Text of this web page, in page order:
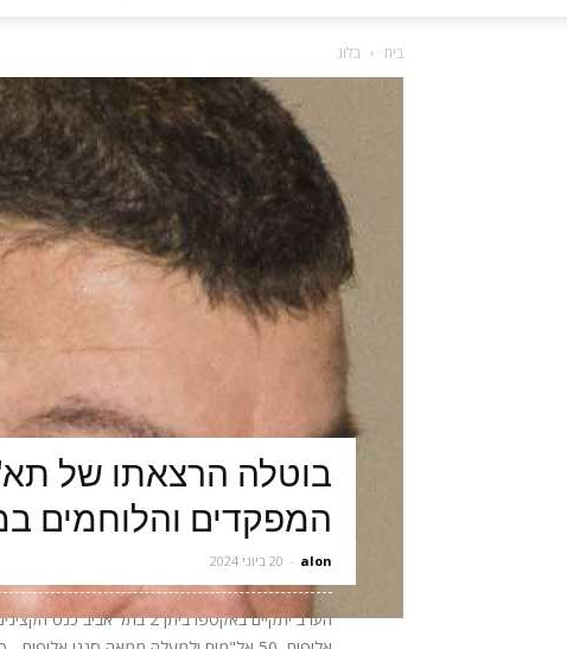
בית בלוג
בוטלה הרצאתו של
המפקדים והלוחמים
alon
- 20 ביוני 2024